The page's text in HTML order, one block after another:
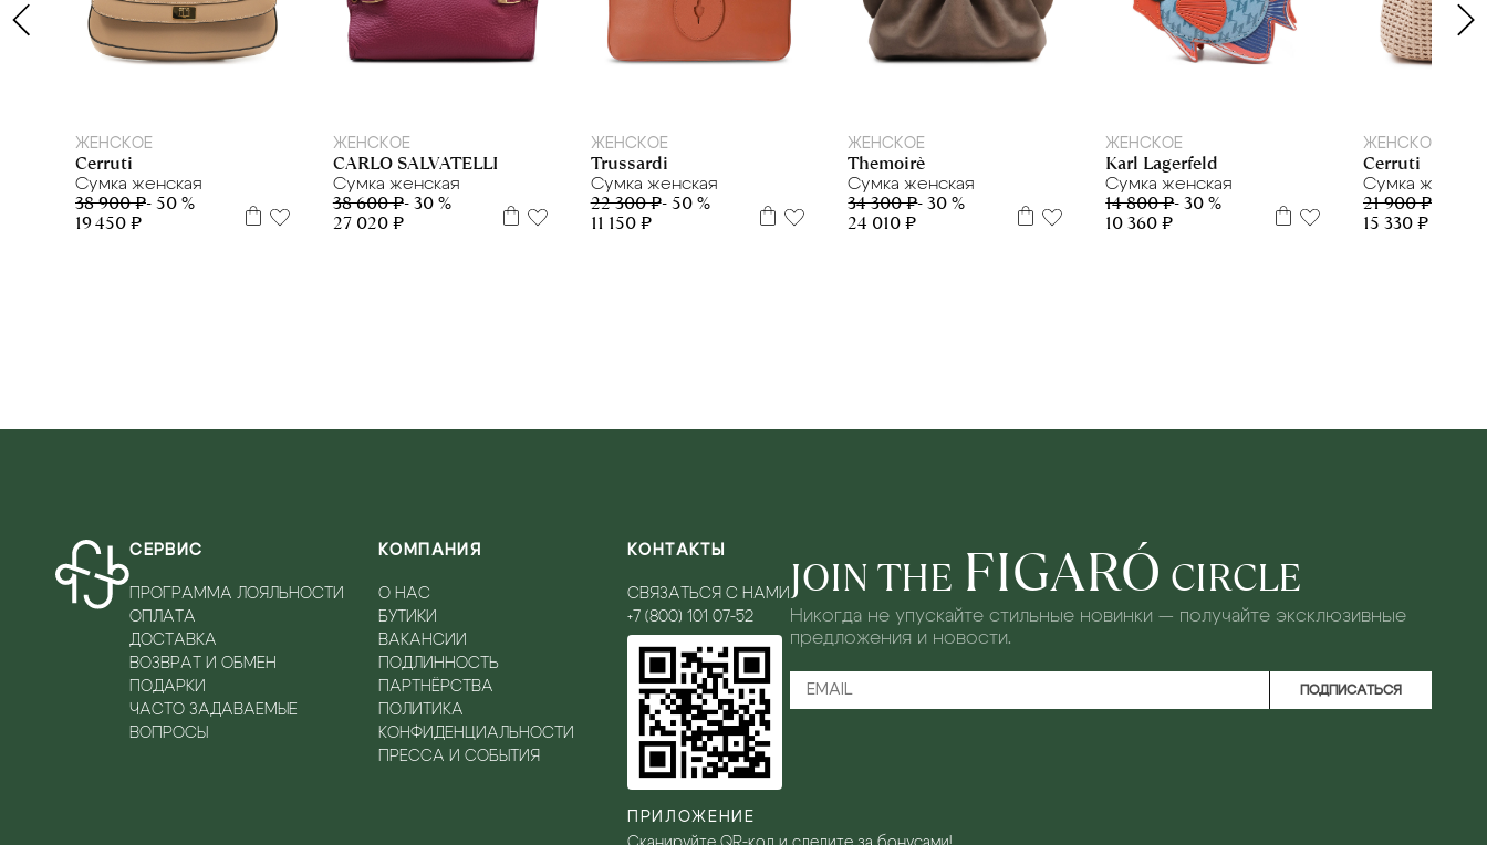
ЖЕНСКОЕ
Cerruti
Сумка женская
38 900 ₽- 50 %
19 450 ₽
ЖЕНСКОЕ
CARLO SALVATELLI
Сумка женская
38 600 ₽- 30 %
27 020 ₽
ЖЕНСКОЕ
Trussardi
Сумка женская
22 300 ₽- 50 %
11 150 ₽
ЖЕНСКОЕ
Themoirè
Сумка женская
34 300 ₽- 30 %
24 010 ₽
ЖЕНСКОЕ
Karl Lagerfeld
Сумка женская
14 800 ₽- 30 %
10 360 ₽
ЖЕНСКОЕ
Cerruti
Сумка
21 900 ₽- 30 %
15 330 ₽
СЕРВИС
ПРОГРАММА ЛОЯЛЬНОСТИ
ОПЛАТА
ДОСТАВКА
ВОЗВРАТ И ОБМЕН
ПОДАРКИ
ЧАСТО ЗАДАВАЕМЫЕ
ВОПРОСЫ
КОМПАНИЯ
О НАС
БУТИКИ
ВАКАНСИИ
ПОДЛИННОСТЬ
ПАРТНЁРСТВА
ПОЛИТИКА
КОНФИДЕНЦИАЛЬНОСТИ
ПРЕССА И СОБЫТИЯ
КОНТАКТЫ
СВЯЗАТЬСЯ С НАМИ
+7 (800) 101 07-52
ПРИЛОЖЕНИЕ
JOIN THE FIGARÓ CIRCLE
Никогда не упускайте стильные новинки — получайте эксклюзивные
предложения и новости.
ПОДПИСАТЬСЯ